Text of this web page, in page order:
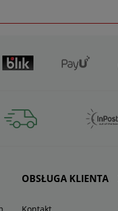
OBSŁUGA KLIENTA